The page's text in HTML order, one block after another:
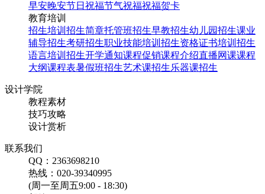
早安晚安节日祝福节气祝福祝福贺卡
教育培训
招生培训 招生简章托管班招生早教招生幼儿园招生课业
辅导招生考研招生职业技能培训招生资格证书培训招生
语言培训招生开学通知课程促销课程介绍直播网课课程
大纲课程表暑假班招生艺术课招生乐器课招生
设计学院
教程素材
技巧攻略
设计赏析
联系我们
QQ：2363698210
热线：020-39340995
(周一至周五9:00 - 18:30)